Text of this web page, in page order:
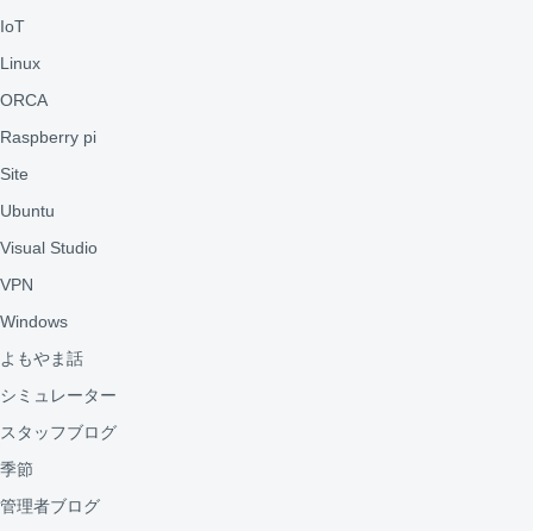
IoT
Linux
ORCA
Raspberry pi
Site
Ubuntu
Visual Studio
VPN
Windows
よもやま話
シミュレーター
スタッフブログ
季節
管理者ブログ